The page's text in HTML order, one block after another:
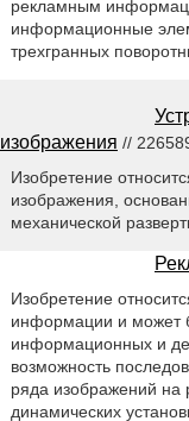
рекламным
информационные
трехгранных
изображения //
Изобретение
изображения,
механической
Изобретение
информации и может
информационных и
возможность
ряда изображений на
динамических